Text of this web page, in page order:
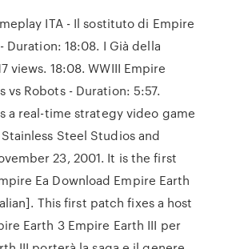
ITA - Il sostituto di Empire
Duration: 18:08. I Già della
views. 18:08. WWIII Empire
vs Robots - Duration: 5:57.
a real-time strategy video game
Steel Studios and
23, 2001. It is the first
Ea Download Empire Earth
This first patch fixes a host
Earth 3 Empire Earth III per